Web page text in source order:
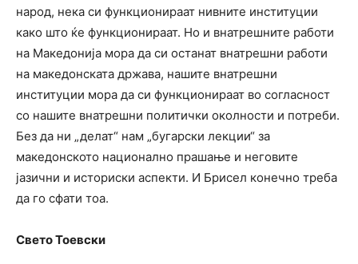
народ, нека си функционираат нивните институции
како што ќе функционираат. Но и внатрешните работи
на Македонија мора да си останат внатрешни работи
на македонската држава, нашите внатрешни
институции мора да си функционираат во согласност
со нашите внатрешни политички околности и потреби.
Без да ни „делат“ нам „бугарски лекции“ за
македонското национално прашање и неговите
јазични и историски аспекти. И Брисел конечно треба
да го сфати тоа.
Свето Тоевски